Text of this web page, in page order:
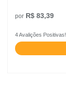
por R$ 83,39
4 Avalições Positivas!